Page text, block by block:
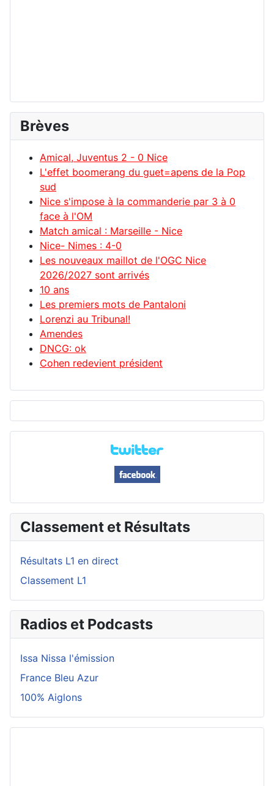
Brèves
Amical, Juventus 2 - 0 Nice
L'effet boomerang du guet=apens de la Pop
sud
Nice s'impose à la commanderie par 3 à 0
face à l'OM
Match amical : Marseille - Nice
Nice- Nimes : 4-0
Les nouveaux maillot de l'OGC Nice
2026/2027 sont arrivés
10 ans
Les premiers mots de Pantaloni
Lorenzi au Tribunal!
Amendes
DNCG: ok
Cohen redevient président
Classement et Résultats
Résultats L1 en direct
Classement L1
Radios et Podcasts
Issa Nissa l'émission
France Bleu Azur
100% Aiglons